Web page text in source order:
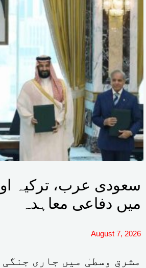
سعودی عرب، ترکیہ
میں دفاعی معاہدہ
August 7, 2026
مشرقِ وسطیٰ میں جاری جنگی